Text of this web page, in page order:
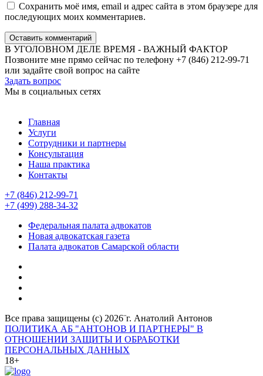
Сохранить моё имя, email и адрес сайта в этом браузере для
последующих моих комментариев.
Оставить комментарий
В УГОЛОВНОМ ДЕЛЕ ВРЕМЯ - ВАЖНЫЙ ФАКТОР
Позвоните мне прямо сейчас по телефону +7 (846) 212-99-71
или задайте свой вопрос на сайте
Задать вопрос
Мы в социальных сетях
Главная
Услуги
Сотрудники и партнеры
Консультация
Наша практика
Контакты
+7 (846) 212-99-71
+7 (499) 288-34-32
Федеральная палата адвокатов
Новая адвокатская газета
Палата адвокатов Самарской области
Все права защищены (с) 2026¨г. Анатолий Антонов
ПОЛИТИКА АБ "АНТОНОВ И ПАРТНЕРЫ" В
ОТНОШЕНИИ ЗАЩИТЫ И ОБРАБОТКИ
ПЕРСОНАЛЬНЫХ ДАННЫХ
18+